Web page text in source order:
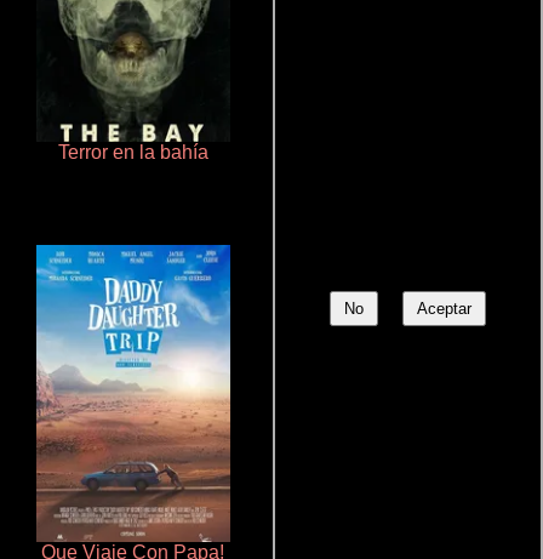
No Aceptar
Terror en la bahía
Que Viaje Con Papa!